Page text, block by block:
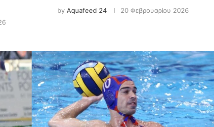
by Aquafeed 24 20 Φεβρουαρίου 2026